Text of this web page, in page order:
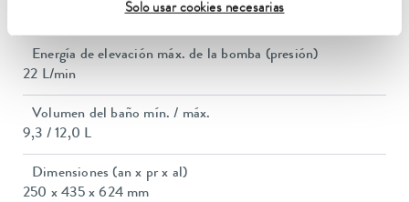
Solo usar cookies necesarias
Energía de elevación máx. de la bomba (presión)
22 L/min
Volumen del baño mín. / máx.
9,3 / 12,0 L
Dimensiones (an x pr x al)
250 x 435 x 624 mm